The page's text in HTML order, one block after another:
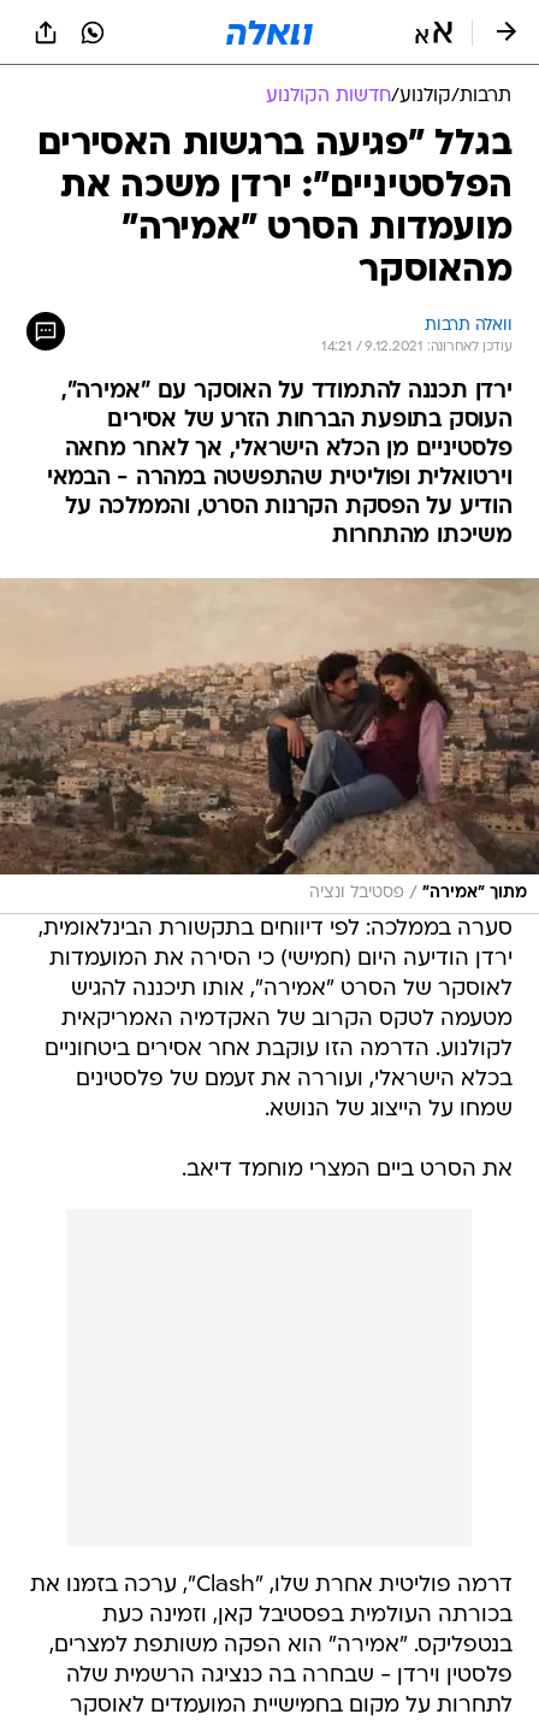
תרבות/קולנוע/חדשות הקולנוע
בגלל "פגיעה ברגשות האסירים
הפלסטיניים": ירדן משכה את
מועמדות הסרט "אמירה"
מהאוסקר
וואלה תרבות
עודכן לאחרונה: 9.12.2021 / 14:21
ירדן תכננה להתמודד על האוסקר עם "אמירה",
העוסק בתופעת הברחות הזרע של אסירים
פלסטיניים מן הכלא הישראלי, אך לאחר מחאה
וירטואלית ופוליטית שהתפשטה במהרה - הבמאי
הודיע על הפסקת הקרנות הסרט, והממלכה על
משיכתו מהתחרות
מתוך "אמירה" / פסטיבל ונציה
סערה בממלכה: לפי דיווחים בתקשורת הבינלאומית,
ירדן הודיעה היום (חמישי) כי הסירה את המועמדות
לאוסקר של הסרט "אמירה", אותו תיכננה להגיש
מטעמה לטקס הקרוב של האקדמיה האמריקאית
לקולנוע. הדרמה הזו עוקבת אחר אסירים ביטחוניים
בכלא הישראלי, ועוררה את זעמם של פלסטינים
שמחו על הייצוג של הנושא.
את הסרט ביים המצרי מוחמד דיאב.
דרמה פוליטית אחרת שלו, "Clash", ערכה בזמנו את
בכורתה העולמית בפסטיבל קאן, וזמינה כעת
בנטפליקס. "אמירה" הוא הפקה משותפת למצרים,
פלסטין וירדן - שבחרה בה כנציגה הרשמית שלה
לתחרות על מקום בחמישיית המועמדים לאוסקר